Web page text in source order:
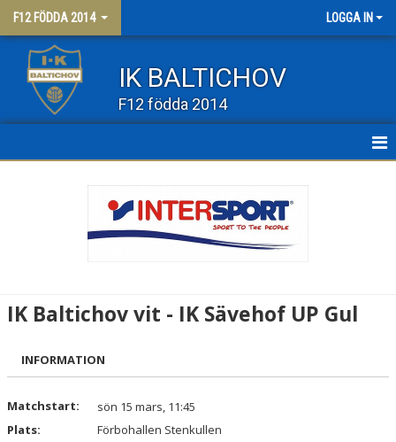
F12 FÖDDA 2014 LOGGA IN
IK BALTICHOV
F12 födda 2014
BILDGALLERI
DOKUMENT
IK Baltichov vit - IK Sävehof UP Gul
INFORMATION
Matchstart:
sön 15 mars, 11:45
Plats:
Förbohallen Stenkullen